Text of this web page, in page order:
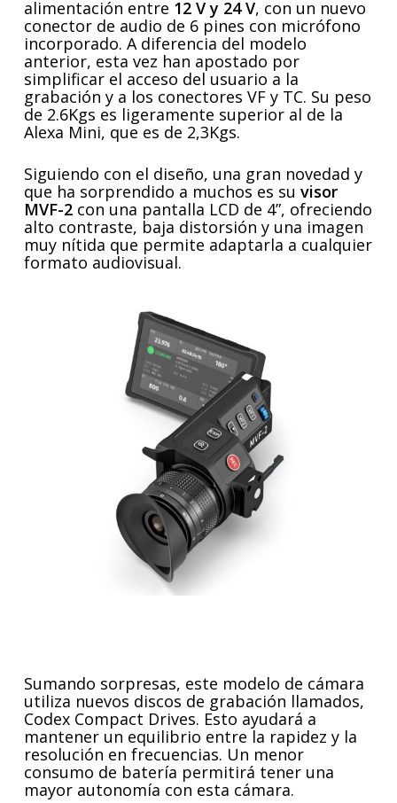
alimentación entre 12 V y 24 V, con un nuevo
conector de audio de 6 pines con micrófono
incorporado. A diferencia del modelo
anterior, esta vez han apostado por
simplificar el acceso del usuario a la
grabación y a los conectores VF y TC. Su peso
de 2.6Kgs es ligeramente superior al de la
Alexa Mini, que es de 2,3Kgs.
Siguiendo con el diseño, una gran novedad y
que ha sorprendido a muchos es su visor
MVF-2con una pantalla LCD de 4”, ofreciendo
alto contraste, baja distorsión y una imagen
muy nítida que permite adaptarla a cualquier
formato audiovisual.
Sumando sorpresas, este modelo de cámara
utiliza nuevos discos de grabación llamados,
Codex Compact Drives. Esto ayudará a
mantener un equilibrio entre la rapidez y la
resolución en frecuencias. Un menor
consumo de batería permitirá tener una
mayor autonomía con esta cámara.